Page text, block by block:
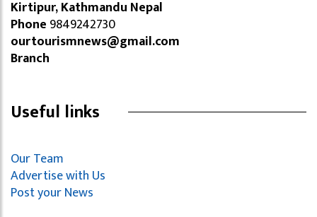
Kirtipur, Kathmandu Nepal
Phone 9849242730
ourtourismnews@gmail.com
Branch
Useful links
Our Team
Advertise with Us
Post your News